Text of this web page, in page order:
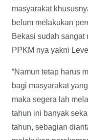
masyarakat
belum melakukan
Bekasi sudah sangat
PPKM nya yakni
“Namun tetap harus
bagi masyarakat
maka segera lah
tahun ini banyak
tahun, sebagian